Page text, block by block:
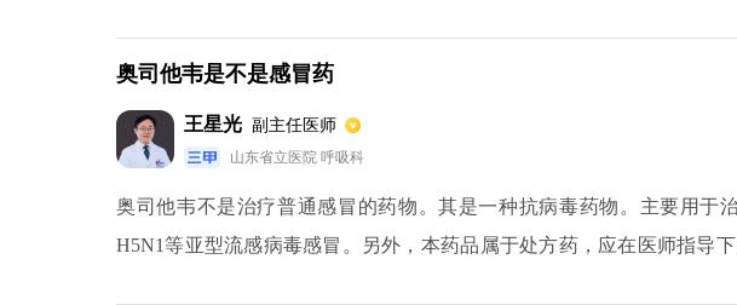
奥司他韦是不是感冒药
王星光 副主任医师
山东省立医院 呼吸科
奥司他韦不是治疗普通感冒的药物。其是一种抗病毒药物。主要用于
H5N1等亚型流感病毒感冒。另外，本药品属于处方药，应在医师指导